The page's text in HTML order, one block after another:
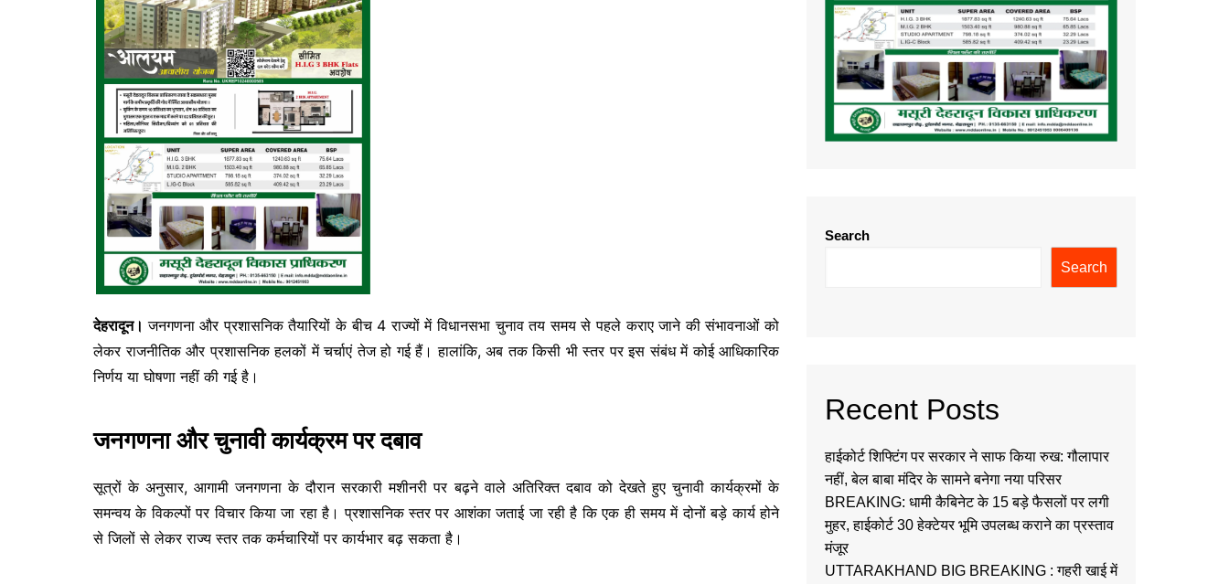
देहरादून।जनगणना और प्रशासनिक तैयारियों के बीच 4 राज्यों में विधानसभा चुनाव तय समय से पहले कराए जाने की संभावनाओं को
लेकर राजनीतिक और प्रशासनिक हलकों में चर्चाएं तेज हो गई हैं। हालांकि, अब तक किसी भी स्तर पर इस संबंध में कोई आधिकारिक
निर्णय या घोषणा नहीं की गई है।
जनगणना और चुनावी कार्यक्रम पर दबाव
सूत्रों के अनुसार, आगामी जनगणना के दौरान सरकारी मशीनरी पर बढ़ने वाले अतिरिक्त दबाव को देखते हुए चुनावी कार्यक्रमों के
समन्वय के विकल्पों पर विचार किया जा रहा है। प्रशासनिक स्तर पर आशंका जताई जा रही है कि एक ही समय में दोनों बड़े कार्य होने
से जिलों से लेकर राज्य स्तर तक कर्मचारियों पर कार्यभार बढ़ सकता है।
Search
Search
Recent Posts
हाईकोर्ट शिफ्टिंग पर सरकार ने साफ किया रुख: गौलापार
नहीं, बेल बाबा मंदिर के सामने बनेगा नया परिसर
BREAKING: धामी कैबिनेट के 15 बड़े फैसलों पर लगी
मुहर, हाईकोर्ट 30 हेक्टेयर भूमि उपलब्ध कराने का प्रस्ताव
मंजूर
UTTARAKHAND BIG BREAKING : गहरी खाई में